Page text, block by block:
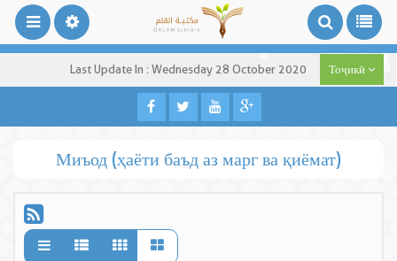
Last Update In : Wednesday 28 October 2020 Тоҷикӣ
Миъод (ҳаёти баъд аз марг ва қиёмат)